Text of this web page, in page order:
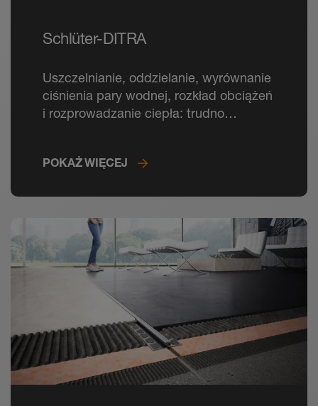
Schlüter-DITRA
Uszczelnianie, oddzielanie, wyrównanie
ciśnienia pary wodnej, rozkład obciążeń
i rozprowadzanie ciepła: trudno
POKAŻ WIĘCEJ